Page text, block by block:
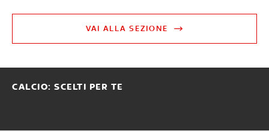
VAI ALLA SEZIONE
CALCIO: SCELTI PER TE